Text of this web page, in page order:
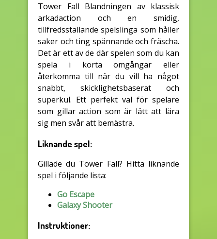
Tower Fall Blandningen av klassisk
arkadaction och en smidig,
tillfredsställande spelslinga som håller
saker och ting spännande och fräscha.
Det är ett av de där spelen som du kan
spela i korta omgångar eller
återkomma till när du vill ha något
snabbt, skicklighetsbaserat och
superkul. Ett perfekt val för spelare
som gillar action som är lätt att lära
sig men svår att bemästra.
Liknande spel:
Gillade du Tower Fall? Hitta liknande
spel i följande lista:
Go Escape
Galaxy Shooter
Instruktioner: